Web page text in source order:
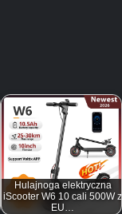
Hulajnoga elektryczna
iScooter W6 10 cali 500W z
EU…